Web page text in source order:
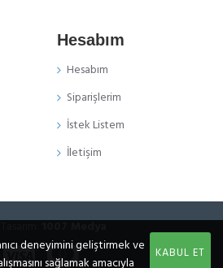
Hesabım
Hesabım
Siparişlerim
İstek Listem
İletişim
KABUL ET
deneyimini geliştirmek ve
sağlamak amacıyla